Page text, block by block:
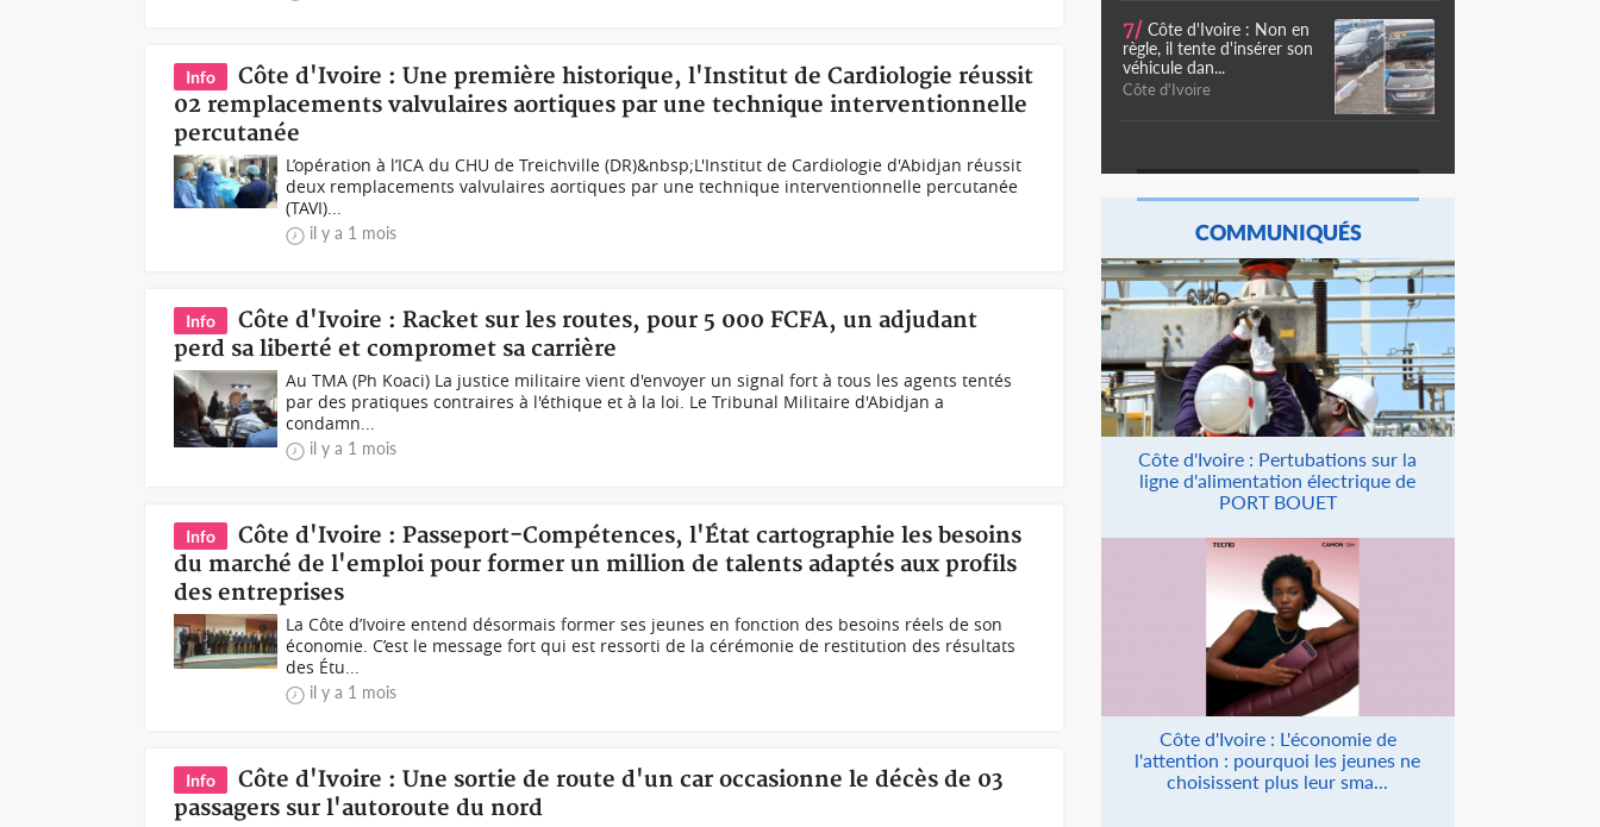
Info
Côte d'Ivoire : Une première historique, l'Institut de Cardiologie réussit
02 remplacements valvulaires aortiques par une technique interventionnelle
percutanée
L’opération à l’ICA du CHU de Treichville (DR)&nbsp;L'Institut de Cardiologie d'Abidjan réussit
deux remplacements valvulaires aortiques par une technique interventionnelle percutanée
(TAVI)...
il y a 1 mois
Info
Côte d'Ivoire : Racket sur les routes, pour 5 000 FCFA, un adjudant
perd sa liberté et compromet sa carrière
Au TMA (Ph Koaci) La justice militaire vient d'envoyer un signal fort à tous les agents tentés
par des pratiques contraires à l'éthique et à la loi. Le Tribunal Militaire d'Abidjan a
condamn...
il y a 1 mois
Info
Côte d'Ivoire : Passeport-Compétences, l'État cartographie les besoins
du marché de l'emploi pour former un million de talents adaptés aux profils
des entreprises
La Côte d’Ivoire entend désormais former ses jeunes en fonction des besoins réels de son
économie. C’est le message fort qui est ressorti de la cérémonie de restitution des résultats
des Étu...
il y a 1 mois
Info
Côte d'Ivoire : Une sortie de route d'un car occasionne le décès de 03
passagers sur l'autoroute du nord
7/ Côte d'Ivoire : Non en
règle, il tente d'insérer son
véhicule dan...
Côte d'Ivoire
COMMUNIQUÉS
Côte d'Ivoire : Pertubations sur la
ligne d'alimentation électrique de
PORT BOUET
Côte d'Ivoire : L'économie de
l'attention : pourquoi les jeunes ne
choisissent plus leur sma...